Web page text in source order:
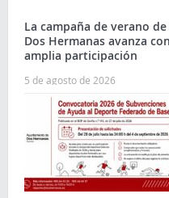
La campaña de verano
Dos Hermanas avanza
amplia participación
5 de agosto de 2026